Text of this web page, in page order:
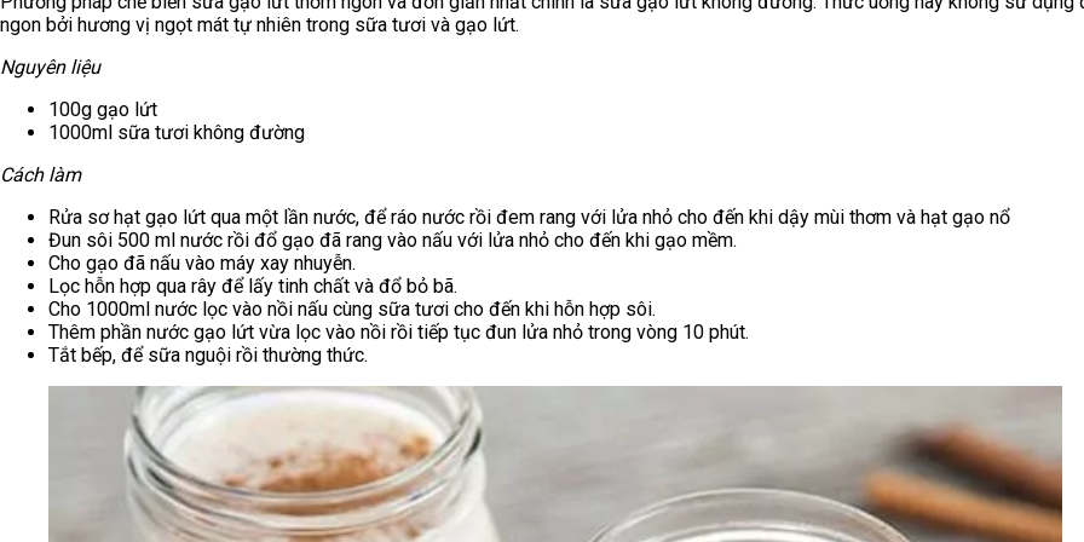
ngon bởi hương vị ngọt mát tự nhiên trong sữa tươi và gạo lứt.
Nguyên liệu
100g gạo lứt
1000ml sữa tươi không đường
Cách làm
Rửa sơ hạt gạo lứt qua một lần nước, để ráo nước rồi đem rang với lửa nhỏ cho đến khi dậy mùi thơm và hạt gạo nổ
Đun sôi 500 ml nước rồi đổ gạo đã rang vào nấu với lửa nhỏ cho đến khi gạo mềm.
Cho gạo đã nấu vào máy xay nhuyễn.
Lọc hỗn hợp qua rây để lấy tinh chất và đổ bỏ bã.
Cho 1000ml nước lọc vào nồi nấu cùng sữa tươi cho đến khi hỗn hợp sôi.
Thêm phần nước gạo lứt vừa lọc vào nồi rồi tiếp tục đun lửa nhỏ trong vòng 10 phút.
Tắt bếp, để sữa nguội rồi thường thức.